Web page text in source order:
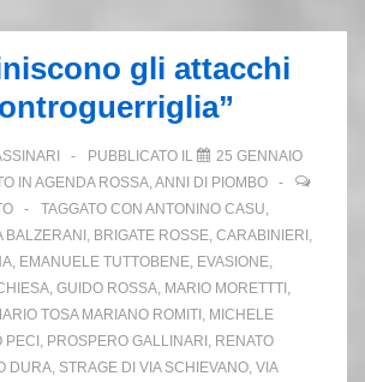
gli attacchi
PUBBLICATO IL
25 GENNAIO
IN AGENDA ROSSA,ANNI DI PIOMBO
TAGGATO CON ANTONINO CASU,
BALZERANI , BRIGATE ROSSE, CARABINIERI ,
, EMANUELE TUTTOBENE, EVASIONE,
, GUIDO ROSSA, MARIO MORETTTI ,
TOSA MARIANO ROMITI , MICHELE
PECI , PROSPERO GALLINARI , RENATO
DURA, STRAGE DI VIA SCHIEVANO, VIA